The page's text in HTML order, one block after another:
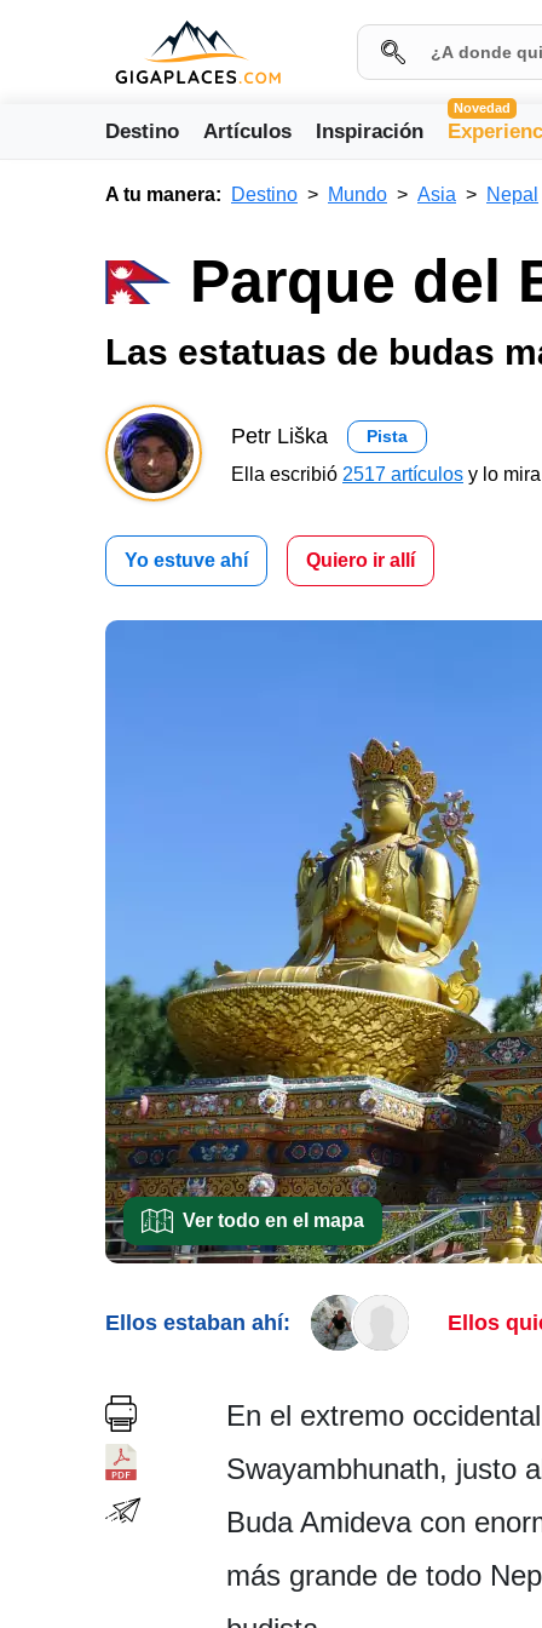
Destino Artículos Inspiración
Novedad
A tu manera: Destino Mundo Asia Nepal
Parque del
Las estatuas de budas
Petr Liška Pista
Ella escribió 2517 artículos y lo
Yo estuve ahí Quiero ir allí
Ver todo en el mapa
Ellos estaban ahí: Ellos
En el extremo
Swayambhunath, justo
Buda Amideva con
más grande de todo